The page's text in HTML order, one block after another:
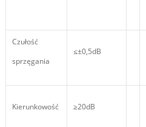
Czułość
sprzęgania
≤±0,5dB
Kierunkowość ≥20dB